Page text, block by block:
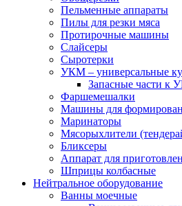
Пельменные аппараты
Пилы для резки мяса
Протирочные машины
Слайсеры
Сыротерки
УКМ – универсальные
Запасные части к
Фаршемешалки
Машины для
Маринаторы
Мясорыхлители
Бликсеры
Аппарат для
Шприцы колбасные
Нейтральное оборудование
Ванны моечные